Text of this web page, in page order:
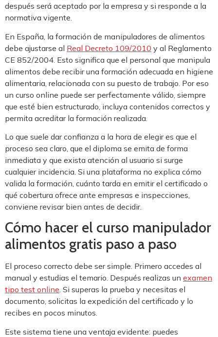
después será aceptado por la empresa y si responde a la
normativa vigente.
En España, la formación de manipuladores de alimentos
debe ajustarse al Real Decreto 109/2010 y al Reglamento
CE 852/2004. Esto significa que el personal que manipula
alimentos debe recibir una formación adecuada en higiene
alimentaria, relacionada con su puesto de trabajo. Por eso
un curso online puede ser perfectamente válido, siempre
que esté bien estructurado, incluya contenidos correctos y
permita acreditar la formación realizada.
Lo que suele dar confianza a la hora de elegir es que el
proceso sea claro, que el diploma se emita de forma
inmediata y que exista atención al usuario si surge
cualquier incidencia. Si una plataforma no explica cómo
valida la formación, cuánto tarda en emitir el certificado o
qué cobertura ofrece ante empresas e inspecciones,
conviene revisar bien antes de decidir.
Cómo hacer el curso manipulador
alimentos gratis paso a paso
El proceso correcto debe ser simple. Primero accedes al
manual y estudias el temario. Después realizas un examen
tipo test online. Si superas la prueba y necesitas el
documento, solicitas la expedición del certificado y lo
recibes en pocos minutos.
Este sistema tiene una ventaja evidente: puedes